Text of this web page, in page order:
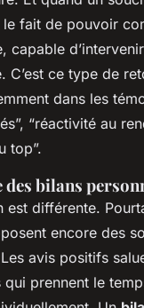
fait de pouvoir
capable
C’est ce type de
dans les
“réactivité au
top”.
des bilans
est différente.
encore des
avis positifs
prennent le